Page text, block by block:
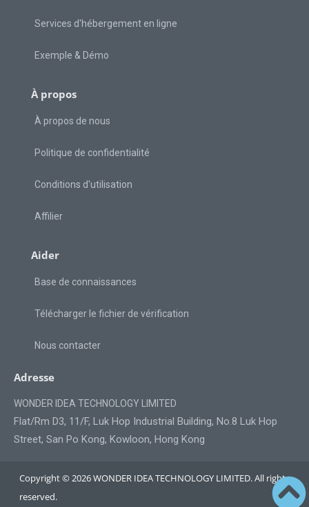
Services d'hébergement en ligne
Exemple & Démo
À propos
À propos de nous
Politique de confidentialité
Conditions d'utilisation
Affilier
Aider
Base de connaissances
Télécharger le fichier de vérification
Nous contacter
Adresse
WONDER IDEA TECHNOLOGY LIMITED
Flat/Rm D3, 11/F, Luk Hop Industrial Building, No.8 Luk Hop
Street, San Po Kong, Kowloon, Hong Kong
Copyright © 2026 WONDER IDEA TECHNOLOGY LIMITED. All rights
reserved.